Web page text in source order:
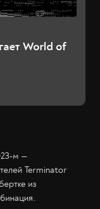
World of
м —
Terminator
из